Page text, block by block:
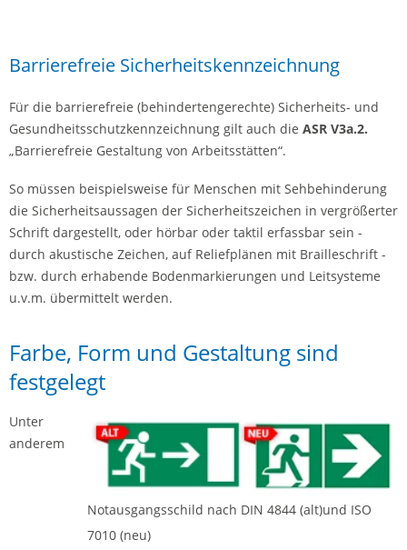
Barrierefreie Sicherheitskennzeichnung
Für die barrierefreie (behindertengerechte) Sicherheits- und
Gesundheitsschutzkennzeichnung gilt auch die ASR V3a.2.
„Barrierefreie Gestaltung von Arbeitsstätten“.
So müssen beispielsweise für Menschen mit Sehbehinderung
die Sicherheitsaussagen der Sicherheitszeichen in vergrößerter
Schrift dargestellt, oder hörbar oder taktil erfassbar sein -
durch akustische Zeichen, auf Reliefplänen mit Brailleschrift -
bzw. durch erhabende Bodenmarkierungen und Leitsysteme
u.v.m. übermittelt werden.
Farbe, Form und Gestaltung sind
festgelegt
Notausgangsschild nach DIN 4844 (alt)und ISO
7010 (neu)
Unter
anderem